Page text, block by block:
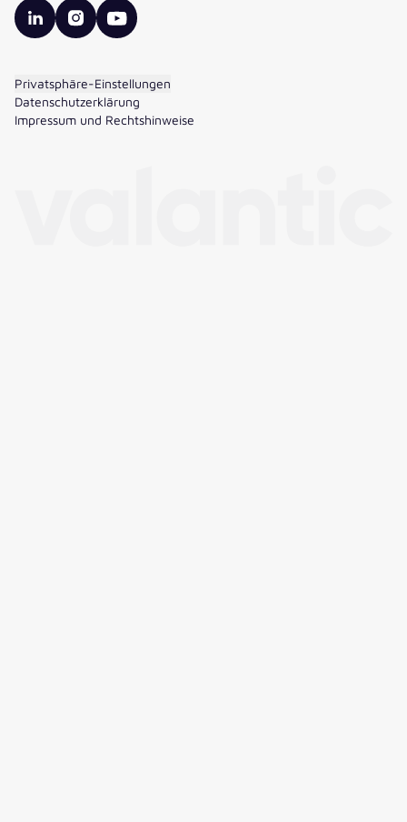
valantic LinkedIn
valantic Instagram
valantic YouTube
Privatsphäre-Einstellungen
Datenschutzerklärung
Impressum und Rechtshinweise